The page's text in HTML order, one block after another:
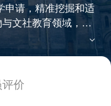
申请，精准挖掘和适
文社教育领域，帮
NTU、港大等梦校o
的梦想，改变学生的
价